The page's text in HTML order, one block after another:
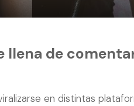
llena de
en distintas